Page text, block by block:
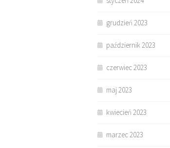
grudzień 2023
październik 2023
czerwiec 2023
maj 2023
kwiecień 2023
marzec 2023